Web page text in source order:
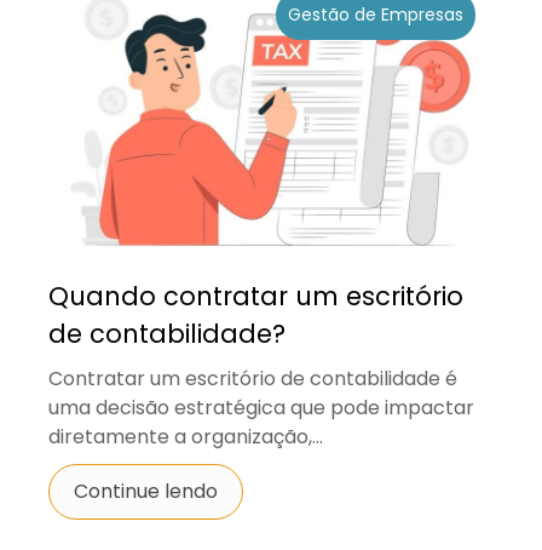
Gestão de Empresas
Quando contratar um escritório
de contabilidade?
Contratar um escritório de contabilidade é
uma decisão estratégica que pode impactar
diretamente a organização,...
Continue lendo